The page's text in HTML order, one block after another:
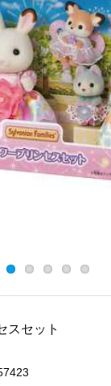
スセット